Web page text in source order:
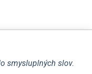
smysluplných slov.